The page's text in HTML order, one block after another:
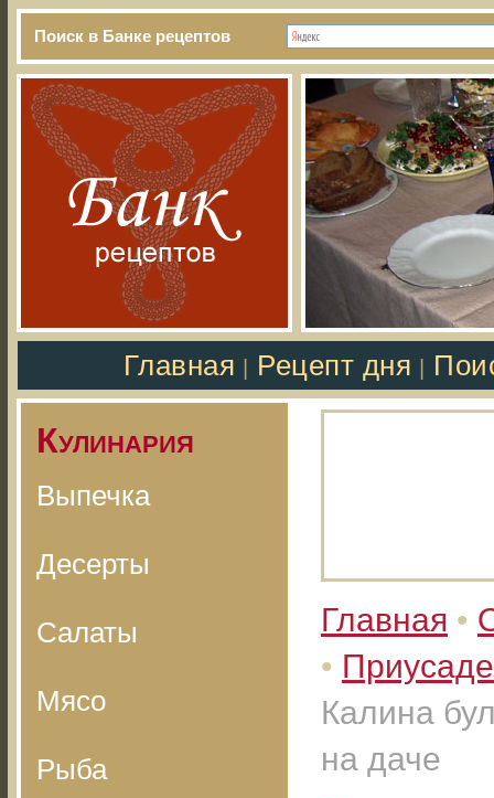
Поиск в Банке рецептов
Главная Рецепт дня
Кулинария
Выпечка
Десерты
Салаты
Мясо
Рыба
Главная •
•
Калина
на даче